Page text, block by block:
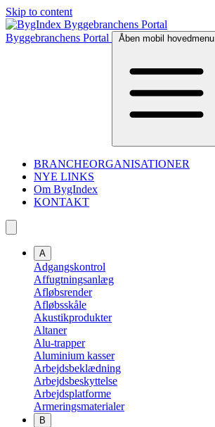
Skip to content
Byggebranchens Portal Åben mobil hovedmenu
BRANCHEORGANISATIONER
NYE LINKS
Om BygIndex
KONTAKT
A
Adgangskontrol
Affugtningsanlæg
Afløbsrender
Afløbsskåle
Akustikprodukter
Altaner
Alu-trapper
Aluminium kasser
Arbejdsbeklædning
Arbejdsbeskyttelse
Arbejdsplatforme
Armeringsmaterialer
B